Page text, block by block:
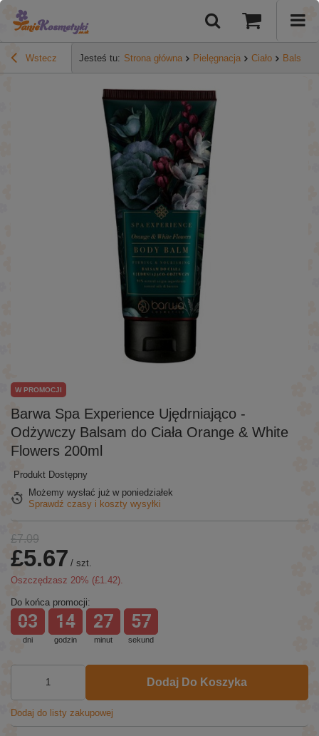
Wstecz Jesteś tu: Strona główna Pielęgnacja Ciało
Barwa Spa Experience Ujędrniająco -
Odżywczy Balsam do Ciała Orange & White
Flowers 200ml
W PROMOCJI
Produkt Dostępny
Możemy wysłać już w poniedziałek
Sprawdź czasy i koszty wysyłki
£7.09
£5.67 / szt.
Oszczędzasz 20% (£1.42).
Do końca promocji:
dni
03
godzin
14
minut
27
sekund
57
Dodaj Do Koszyka
Dodaj do listy zakupowej